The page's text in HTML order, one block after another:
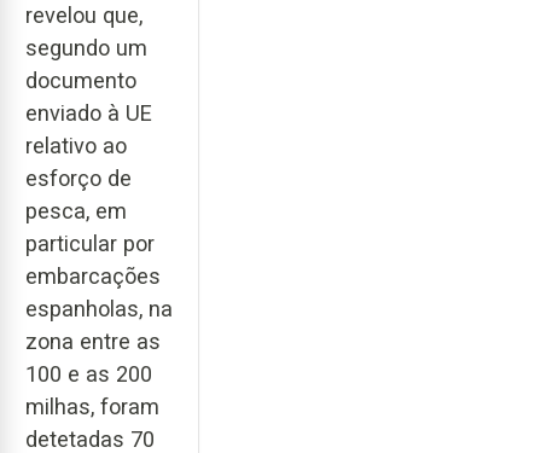
revelou que,
segundo um
documento
enviado à UE
relativo ao
esforço de
pesca, em
particular por
embarcações
espanholas, na
zona entre as
100 e as 200
milhas, foram
detetadas 70